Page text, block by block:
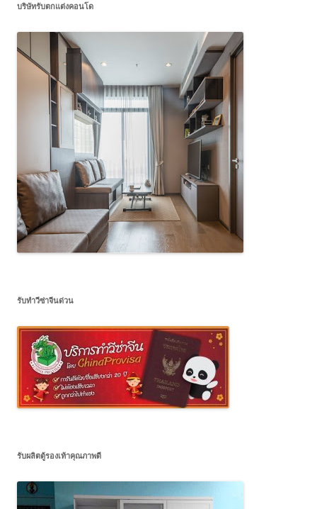
บริษัทรับตกแต่งคอนโด
รับทำวีซ่าจีนด่วน
รับผลิตตู้รองเท้าคุณภาพดี